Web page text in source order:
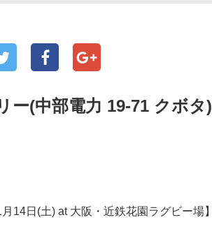
ー(中部電力 19-71 クボタ)
14日(土) at 大阪・近鉄花園ラグビー場】